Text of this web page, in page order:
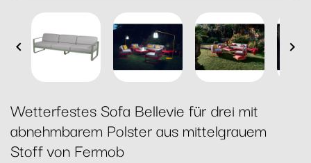
 
Wetterfestes Sofa Bellevie für drei mit
abnehmbarem Polster aus mittelgrauem
Stoff von Fermob